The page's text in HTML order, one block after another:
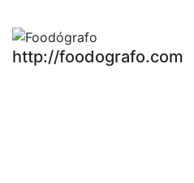
http://foodografo.com